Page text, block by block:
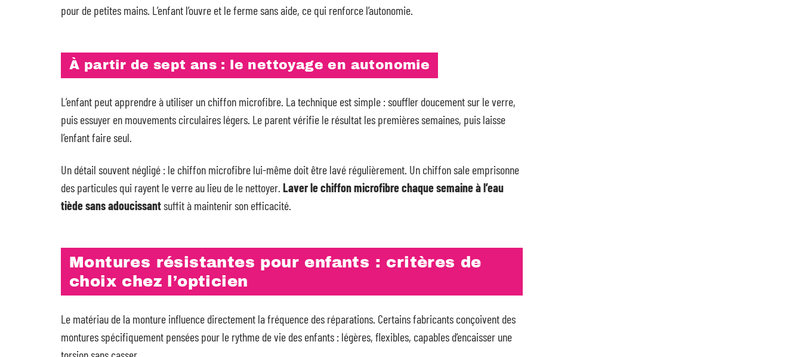
pour de petites mains. L’enfant l’ouvre et le ferme sans aide, ce qui renforce l’autonomie.
À partir de sept ans : le nettoyage en autonomie
L’enfant peut apprendre à utiliser un chiffon microfibre. La technique est simple : souffler doucement sur le verre,
puis essuyer en mouvements circulaires légers. Le parent vérifie le résultat les premières semaines, puis laisse
l’enfant faire seul.
Un détail souvent négligé : le chiffon microfibre lui-même doit être lavé régulièrement. Un chiffon sale emprisonne
des particules qui rayent le verre au lieu de le nettoyer. Laver le chiffon microfibre chaque semaine à l’eau
tiède sans adoucissantsuffit à maintenir son efficacité.
Montures résistantes pour enfants : critères de
choix chez l’opticien
Le matériau de la monture influence directement la fréquence des réparations. Certains fabricants conçoivent des
montures spécifiquement pensées pour le rythme de vie des enfants : légères, flexibles, capables d’encaisser une